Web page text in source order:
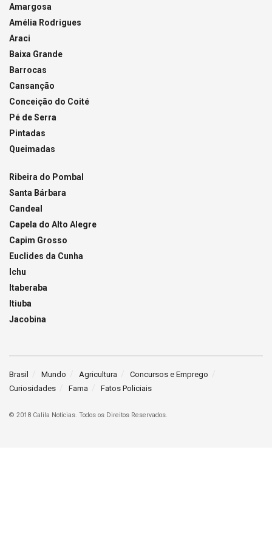
Amargosa
Amélia Rodrigues
Araci
Baixa Grande
Barrocas
Cansanção
Conceição do Coité
Pé de Serra
Pintadas
Queimadas
Ribeira do Pombal
Santa Bárbara
Candeal
Capela do Alto Alegre
Capim Grosso
Euclides da Cunha
Ichu
Itaberaba
Itiuba
Jacobina
Brasil Mundo Agricultura
Concursos e Emprego
Curiosidades
Fama Fatos Policiais
© 2018 Calila Notícias. Todos os Direitos Reservados.